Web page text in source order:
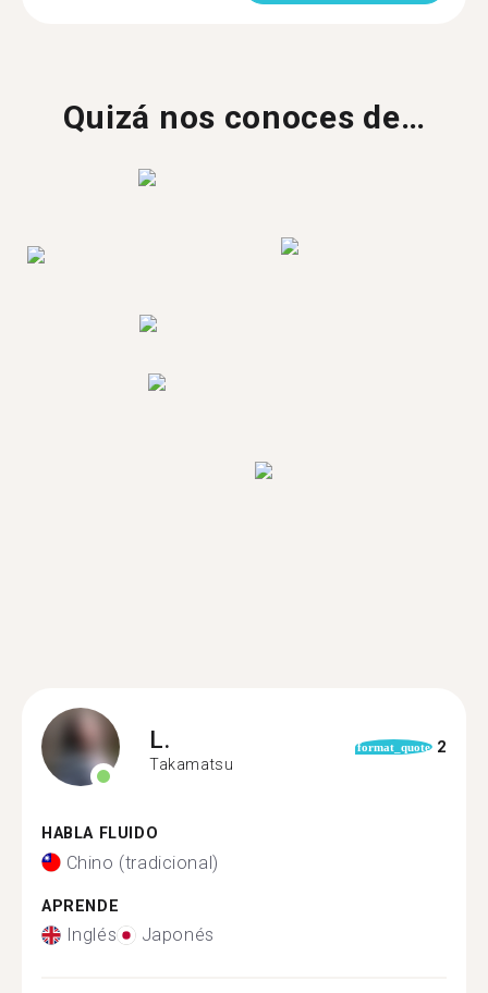
Quizá nos conoces de…
L.
Takamatsu
format_quote 2
HABLA FLUIDO
Chino (tradicional)
APRENDE
Inglés Japonés